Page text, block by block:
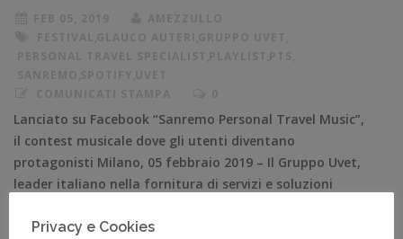
Lanciato su Facebook “Sanremo Personal Travel Music”,
il contest musicale dove gli utenti diventano
protagonisti Milano, 05 febbraio 2019 – Il Gruppo Uvet,
leader italiano nella fornitura di servizi e soluzioni
Sanremo con i Personal Travel Specialist. In occasione
Privacy e Cookies